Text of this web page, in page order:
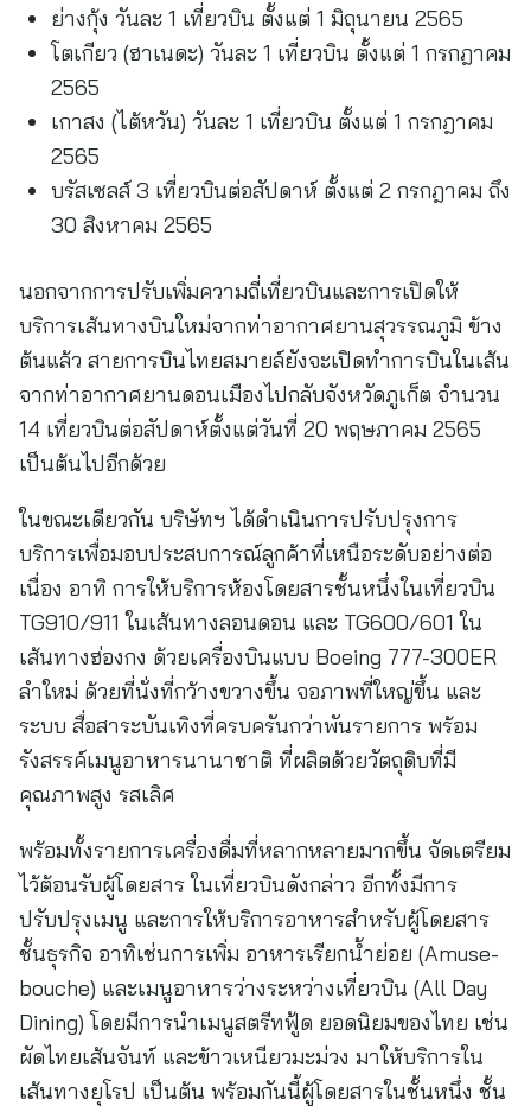
ย่างกุ้ง วันละ 1 เที่ยวบิน ตั้งแต่ 1 มิถุนายน 2565
โตเกียว (ฮาเนดะ) วันละ 1 เที่ยวบิน ตั้งแต่ 1 กรกฎาคม
2565
เกาสง (ไต้หวัน) วันละ 1 เที่ยวบิน ตั้งแต่ 1 กรกฎาคม
2565
บรัสเซลส์ 3 เที่ยวบินต่อสัปดาห์ ตั้งแต่ 2 กรกฎาคม ถึง
30 สิงหาคม 2565
นอกจากการปรับเพิ่มความถี่เที่ยวบินและการเปิดให้
บริการเส้นทางบินใหม่จากท่าอากาศยานสุวรรณภูมิ ข้าง
ต้นแล้ว สายการบินไทยสมายล์ยังจะเปิดทำการบินในเส้น
จากท่าอากาศยานดอนเมืองไปกลับจังหวัดภูเก็ต จำนวน
14 เที่ยวบินต่อสัปดาห์ตั้งแต่วันที่ 20 พฤษภาคม 2565
เป็นต้นไปอีกด้วย
ในขณะเดียวกัน บริษัทฯ ได้ดำเนินการปรับปรุงการ
บริการเพื่อมอบประสบการณ์ลูกค้าที่เหนือระดับอย่างต่อ
เนื่อง อาทิ การให้บริการห้องโดยสารชั้นหนึ่งในเที่ยวบิน
TG910/911 ในเส้นทางลอนดอน และ TG600/601 ใน
เส้นทางฮ่องกง ด้วยเครื่องบินแบบ Boeing 777-300ER
ลำใหม่ ด้วยที่นั่งที่กว้างขวางขึ้น จอภาพที่ใหญ่ขึ้น และ
ระบบ สื่อสาระบันเทิงที่ครบครันกว่าพันรายการ พร้อม
รังสรรค์เมนูอาหารนานาชาติ ที่ผลิตด้วยวัตถุดิบที่มี
คุณภาพสูง รสเลิศ
พร้อมทั้งรายการเครื่องดื่มที่หลากหลายมากขึ้น จัดเตรียม
ไว้ต้อนรับผู้โดยสาร ในเที่ยวบินดังกล่าว อีกทั้งมีการ
ปรับปรุงเมนู และการให้บริการอาหารสำหรับผู้โดยสาร
ชั้นธุรกิจ อาทิเช่นการเพิ่ม อาหารเรียกน้ำย่อย (Amuse-
bouche) และเมนูอาหารว่างระหว่างเที่ยวบิน (All Day
Dining) โดยมีการนำเมนูสตรีทฟู้ด ยอดนิยมของไทย เช่น
ผัดไทยเส้นจันท์ และข้าวเหนียวมะม่วง มาให้บริการใน
เส้นทางยุโรป เป็นต้น พร้อมกันนี้ผู้โดยสารในชั้นหนึ่ง ชั้น